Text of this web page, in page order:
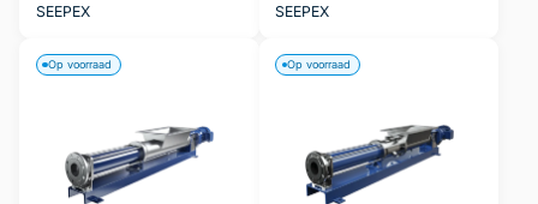
SEEPEX SEEPEX
Op voorraad Op voorraad